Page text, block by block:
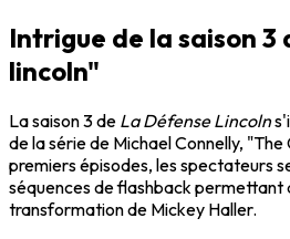
Intrigue de la saison 3
lincoln"
La saison 3 de La Défense Lincoln
de la série de Michael Connelly,
premiers épisodes, les spectateurs
séquences de flashback permettant
transformation de Mickey Haller.